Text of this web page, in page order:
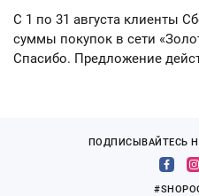
С 1 по 31 августа клиенты
суммы покупок в сети
Спасибо. Предложение
ПОДПИСЫВАЙТЕСЬ